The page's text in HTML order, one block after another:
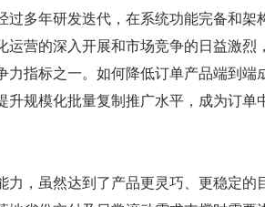
多年研发迭代，在系统功能完备和架
营的深入开展和市场竞争的日益激烈
指标之一。如何降低订单产品端到端
规模化批量复制推广水平，成为订单
，虽然达到了产品更灵巧、更稳定的